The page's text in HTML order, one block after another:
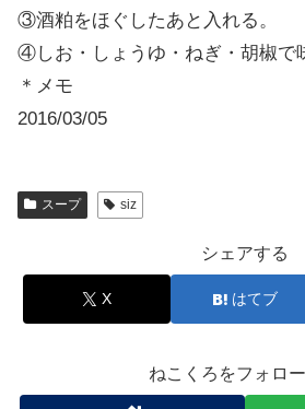
③酒粕をほぐしたあと入れる。
④しお・しょうゆ・ねぎ・胡椒で
＊メモ
2016/03/05
スープ siz
シェアする
X はてブ
ねこくろをフォロ